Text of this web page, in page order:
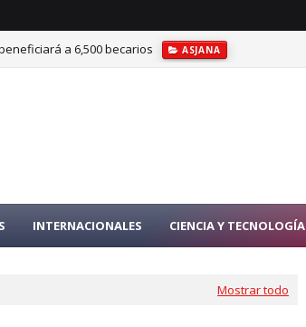
a 6,500 becarios ASJANA
INTERNACIONALES CIENCIA Y TECNOLOGÍA
Mostrar todo